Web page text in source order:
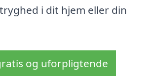
i dit hjem eller din
og uforpligtende